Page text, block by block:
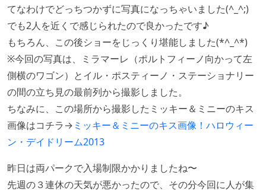
てなわけでどっちつかずに写真になっちゃいました(^_^;)
でも2人を近くで感じられたので良かったです♪
もちろん、この後ショーをじっくり堪能しました(*^_^*)
※今回の写真は、ミラマーレ（ポルトフィーノ向かって左
側横のワゴン）とイル・ポスティーノ・ステーショナリー
の間の立ち見の最前列から撮影しました。
ちなみに、この場所から撮影したミッキー＆ミニーのキス
画像はコチラ→ ミッキー＆ミニーのキス画像！ハロウィー
ン・デイドリーム2013
昨日は両パークで入場制限かかりましたね〜
先週の３連休の天気が悪かったので、その分今回に人が集